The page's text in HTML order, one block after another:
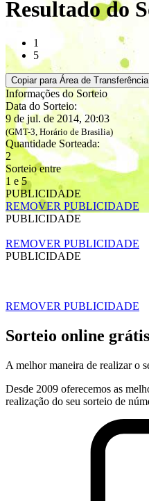
Resultado do
1
5
Copiar para Área de Transferência
Informações do Sorteio
Data do Sorteio:
9 de jul. de 2014, 20:03
(GMT-3, Horário de Brasilia)
Quantidade Sorteada:
2
Sorteio entre
1 e 5
PUBLICIDADE
REMOVER PUBLICIDADE
PUBLICIDADE
REMOVER PUBLICIDADE
PUBLICIDADE
REMOVER PUBLICIDADE
Sorteio online
A melhor maneira de realizar o
Desde 2009 oferecemos as
realização do seu sorteio de